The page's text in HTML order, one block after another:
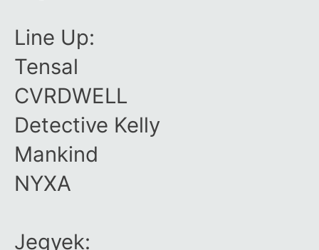
Line Up:
Tensal
CVRDWELL
Detective Kelly
Mankind
NYXA
Jegyek: